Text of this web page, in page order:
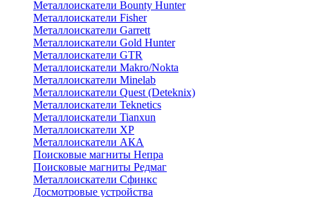
Металлоискатели Bounty Hunter
Металлоискатели Fisher
Металлоискатели Garrett
Металлоискатели Gold Hunter
Металлоискатели GTR
Металлоискатели Makro/Nokta
Металлоискатели Minelab
Металлоискатели Quest (Deteknix)
Металлоискатели Teknetics
Металлоискатели Tianxun
Металлоискатели XP
Металлоискатели АКА
Поисковые магниты Непра
Поисковые магниты Редмаг
Металлоискатели Сфинкс
Досмотровые устройства